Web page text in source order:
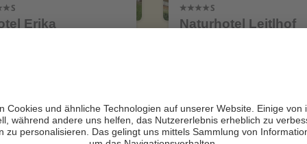
Erika
Zur Website
Naturhotel Leitlhof
Zur Website